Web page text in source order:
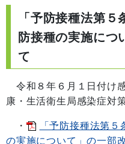
「予防接種法第
防接種の実施につ
て
令和８年６月１日付け
康・生活衛生局感染症対
・
「予防接種法第
の実施について」の一部